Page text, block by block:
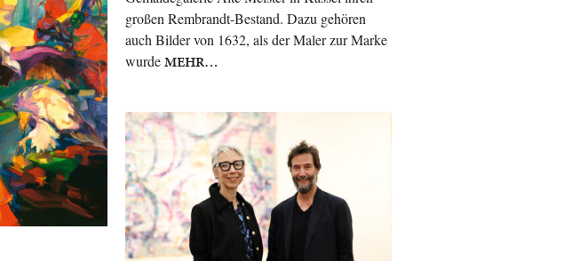
großen Rembrandt-Bestand. Dazu gehören
auch Bilder von 1632, als der Maler zur Marke
wurdeMEHR…